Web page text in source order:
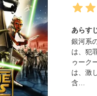
あらす
銀河系
は、犯
ゥーク
は、激
含…